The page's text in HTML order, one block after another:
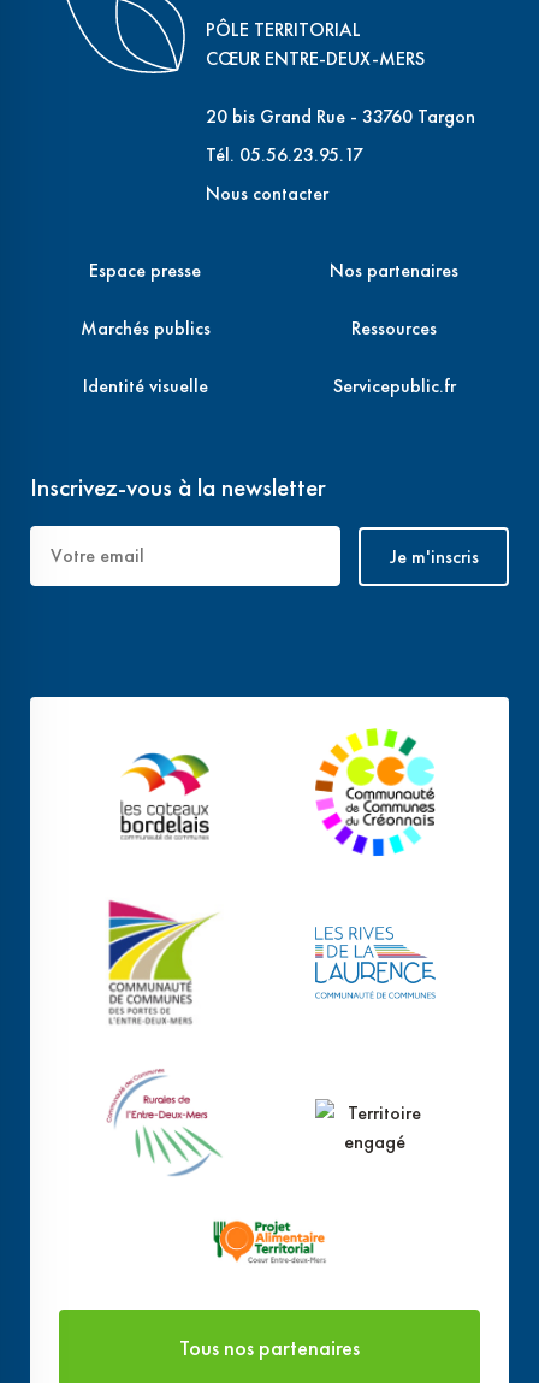
PÔLE TERRITORIAL
CŒUR ENTRE-DEUX-MERS
20 bis Grand Rue - 33760 Targon
Tél. 05.56.23.95.17
Nous contacter
Espace presse
Marchés publics
Identité visuelle
Nos partenaires
Ressources
Servicepublic.fr
Inscrivez-vous à la newsletter
Tous nos partenaires